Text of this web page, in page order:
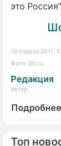
Топ
это
19 апреля 2017,
Фото: dni.ru
Редакция
автор
Подробнее